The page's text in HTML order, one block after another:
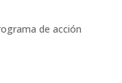
de acción